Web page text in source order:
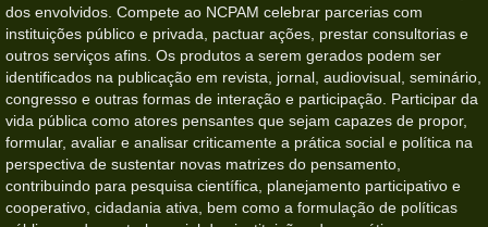
dos envolvidos. Compete ao NCPAM celebrar parcerias com
instituições público e privada, pactuar ações, prestar consultorias e
outros serviços afins. Os produtos a serem gerados podem ser
identificados na publicação em revista, jornal, audiovisual, seminário,
congresso e outras formas de interação e participação. Participar da
vida pública como atores pensantes que sejam capazes de propor,
formular, avaliar e analisar criticamente a prática social e política na
perspectiva de sustentar novas matrizes do pensamento,
contribuindo para pesquisa científica, planejamento participativo e
cooperativo, cidadania ativa, bem como a formulação de políticas